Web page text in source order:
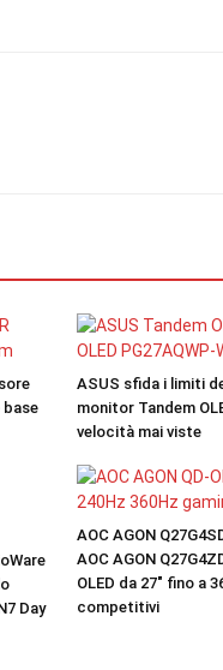
base
ASUS sfida i limiti
monitor Tandem
velocità mai viste
Day
AOC AGON
AOC AGON
OLED da 27″ fino a
competitivi